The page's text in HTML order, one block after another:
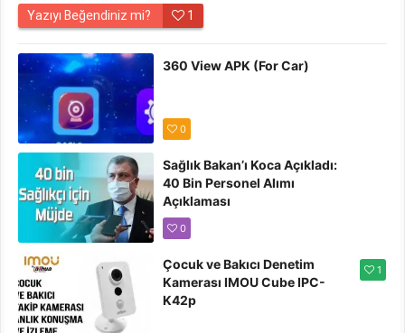
Yazıyı Beğendiniz mi? 1
360 View APK (For Car)
0
Sağlık Bakan’ı Koca Açıkladı:
40 Bin Personel Alımı
Açıklaması
0
Çocuk ve Bakıcı Denetim
Kamerası IMOU Cube IPC-
K42p
1